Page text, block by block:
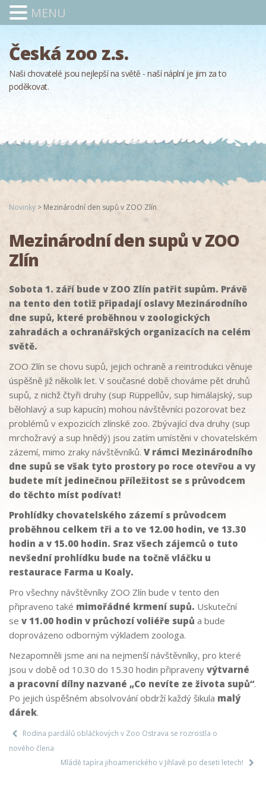
Česká zoo z.s.
Naši chovatelé jsou nejlepší na světě - naší náplní je jim za to
poděkovat.
Novinky > Mezinárodní den supů v ZOO Zlín
Mezinárodní den supů v ZOO
Zlín
Sobota 1. září bude v ZOO Zlín patřit supům. Právě
na tento den totiž připadají oslavy Mezinárodního
dne supů, které proběhnou v zoologických
zahradách a ochranářských organizacích na celém
světě.
ZOO Zlín se chovu supů, jejich ochraně a reintrodukci věnuje
úspěšně již několik let. V současné době chováme pět druhů
supů, z nichž čtyři druhy (sup Rüppellův, sup himálajský, sup
bělohlavý a sup kapucín) mohou návštěvníci pozorovat bez
problémů v expozicích zlínské zoo. Zbývající dva druhy (sup
mrchožravý a sup hnědý) jsou zatím umístěni v chovatelském
zázemí, mimo zraky návštěvníků. V rámci Mezinárodního
dne supů se však tyto prostory po roce otevřou a vy
budete mít jedinečnou příležitost se s průvodcem
do těchto míst podívat!
Prohlídky chovatelského zázemí s průvodcem
proběhnou celkem tři a to ve 12.00 hodin, ve 13.30
hodin a v 15.00 hodin. Sraz všech zájemců o tuto
nevšední prohlídku bude na točně vláčku u
restaurace Farma u Koaly.
Pro všechny návštěvníky ZOO Zlín bude v tento den
připraveno také mimořádné krmení supů. Uskuteční
se v 11.00 hodin v průchozí voliéře supů a bude
doprovázeno odborným výkladem zoologa.
Nezapomněli jsme ani na nejmenší návštěvníky, pro které
jsou v době od 10.30 do 15.30 hodin připraveny výtvarné
a pracovní dílny nazvané „Co nevíte ze života supů“.
Po jejich úspěšném absolvování obdrží každý šikula malý
dárek.
Rodina pardálů obláčkových v Zoo Ostrava se rozrostla o
nového člena
Mládě tapíra jihoamerického v Jihlavě po deseti letech!
MENU